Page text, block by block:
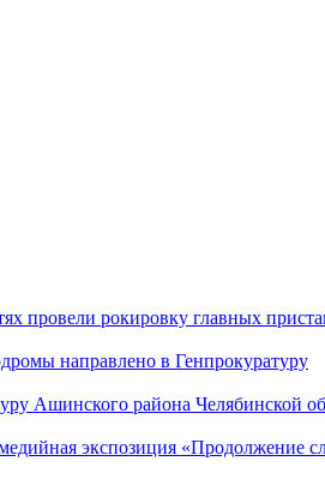
провели рокировку главных
направлено в Генпрокуратуру
Ашинского района Челябинской
экспозиция «Продолжение